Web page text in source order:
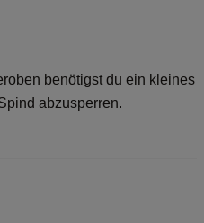
benötigst du ein kleines
abzusperren.